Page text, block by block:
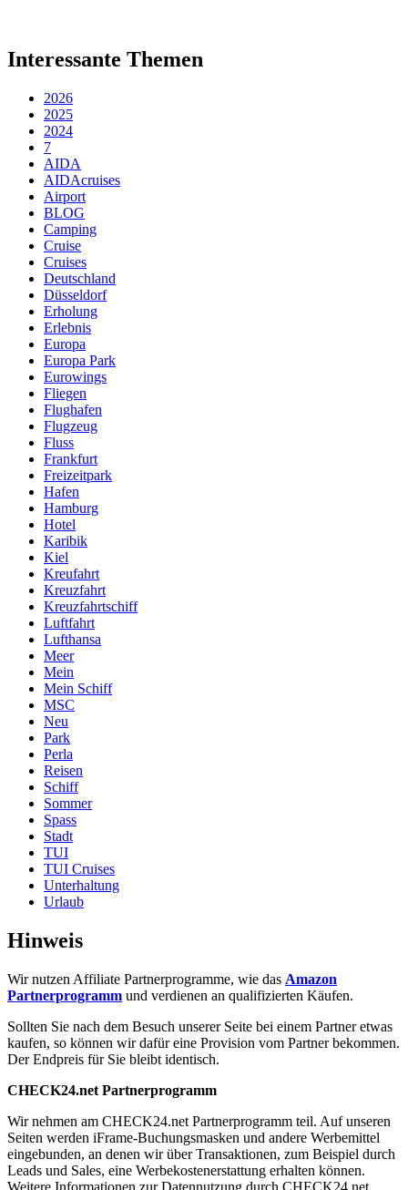
Interessante Themen
2026
2025
2024
7
AIDA
AIDAcruises
Airport
BLOG
Camping
Cruise
Cruises
Deutschland
Düsseldorf
Erholung
Erlebnis
Europa
Europa Park
Eurowings
Fliegen
Flughafen
Flugzeug
Fluss
Frankfurt
Freizeitpark
Hafen
Hamburg
Hotel
Karibik
Kiel
Kreufahrt
Kreuzfahrt
Kreuzfahrtschiff
Luftfahrt
Lufthansa
Meer
Mein
Mein Schiff
MSC
Neu
Park
Perla
Reisen
Schiff
Sommer
Spass
Stadt
TUI
TUI Cruises
Unterhaltung
Urlaub
Hinweis
Wir nutzen Affiliate Partnerprogramme, wie das Amazon
Partnerprogramm und verdienen an qualifizierten Käufen.
Sollten Sie nach dem Besuch unserer Seite bei einem Partner etwas
kaufen, so können wir dafür eine Provision vom Partner bekommen.
Der Endpreis für Sie bleibt identisch.
CHECK24.net Partnerprogramm
Wir nehmen am CHECK24.net Partnerprogramm teil. Auf unseren
Seiten werden iFrame-Buchungsmasken und andere Werbemittel
eingebunden, an denen wir über Transaktionen, zum Beispiel durch
Leads und Sales, eine Werbekostenerstattung erhalten können.
Weitere Informationen zur Datennutzung durch CHECK24.net